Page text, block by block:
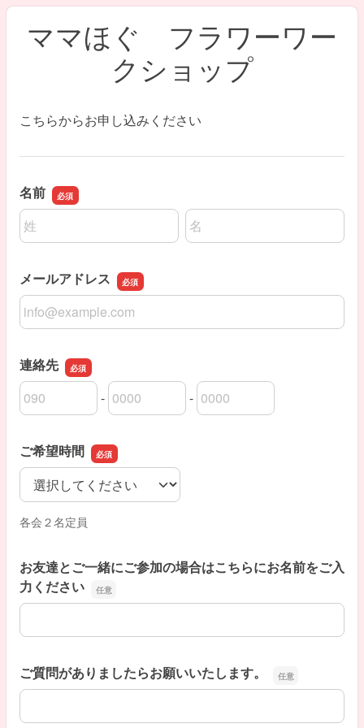
ママほぐ フラワーワー
クショップ
こちらからお申し込みください
名前
名前の姓
名前の名
メールアドレス
メールアドレス
連絡先
連絡先の市外局番
-
連絡先の市内局番 -
連絡先の加入者番号
ご希望時間
ご希望時間
各会２名定員
お友達とご一緒にご参加の場合はこちらにお名前をご入
力ください
お友達とご一緒にご参加の場合はこちらにお名前をご入力
ご質問がありましたらお願いいたします。
ご質問がありましたらお願いいたします。